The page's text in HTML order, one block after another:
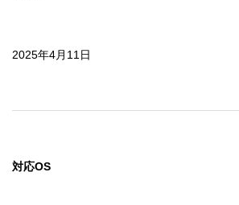
2025年4月11日
対応OS